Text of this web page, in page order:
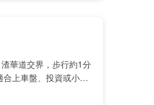
華道交界，步行約1分
上車盤、投資或小家
小學. 北角循道學校